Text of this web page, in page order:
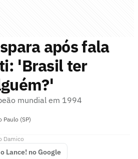
após fala
'Brasil ter
mundial em 1994
Paulo (SP)
Damico
Lance! no Google